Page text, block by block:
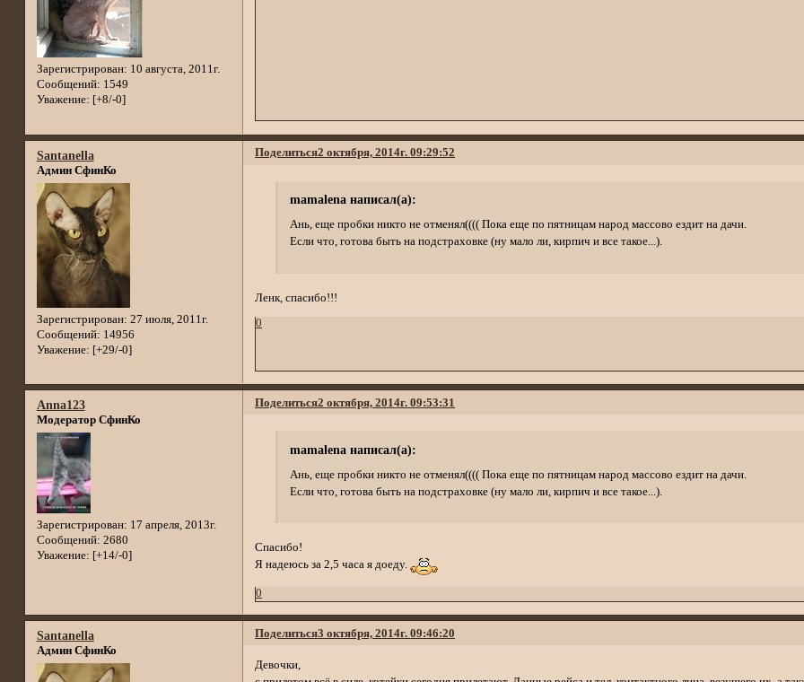
Зарегистрирован: 10 августа, 2011г.
Сообщений: 1549
Уважение: [+8/-0]
Поделиться2 октября, 2014г. 09:29:52
Santanella
Админ СфинКо
Зарегистрирован: 27 июля, 2011г.
Сообщений: 14956
Уважение: [+29/-0]
mamalena написал(а):
Ань, еще пробки никто не отменял(((( Пока еще по пятницам народ массово ездит на дачи.
Если что, готова быть на подстраховке (ну мало ли, кирпич и все такое...).
Ленк, спасибо!!!
0
Поделиться2 октября, 2014г. 09:53:31
Anna123
Модератор СфинКо
Зарегистрирован: 17 апреля, 2013г.
Сообщений: 2680
Уважение: [+14/-0]
mamalena написал(а):
Ань, еще пробки никто не отменял(((( Пока еще по пятницам народ массово ездит на дачи.
Если что, готова быть на подстраховке (ну мало ли, кирпич и все такое...).
Спасибо!
Я надеюсь за 2,5 часа я доеду.
0
Поделиться3 октября, 2014г. 09:46:20
Santanella
Админ СфинКо
Девочки,